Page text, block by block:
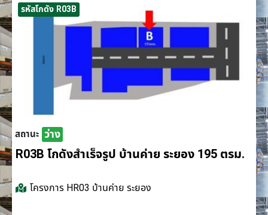
รหัสโกดัง R03B
สถานะ ว่าง
R03B โกดังสำเร็จรูป บ้านค่าย ระยอง 195 ตรม.
โครงการ HR03 บ้านค่าย ระยอง